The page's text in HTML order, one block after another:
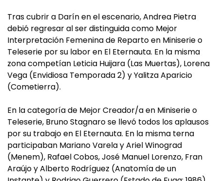
Tras cubrir a Darín en el escenario, Andrea Pietra
debió regresar al ser distinguida como Mejor
Interpretación Femenina de Reparto en Miniserie o
Teleserie por su labor en El Eternauta. En la misma
zona competían Leticia Huijara (Las Muertas), Lorena
Vega (Envidiosa Temporada 2) y Yalitza Aparicio
(Cometierra).
En la categoría de Mejor Creador/a en Miniserie o
Teleserie, Bruno Stagnaro se llevó todos los aplausos
por su trabajo en El Eternauta. En la misma terna
participaban Mariano Varela y Ariel Winograd
(Menem), Rafael Cobos, José Manuel Lorenzo, Fran
Araújo y Alberto Rodríguez (Anatomía de un